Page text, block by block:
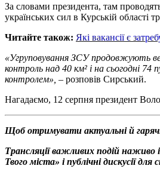
За словами президента, там
українських сил в Курській області
Читайте також: Які вакансії є
«Угруповування ЗСУ продовжують
контроль над 40 км² і на сьогодні
контролем», – розповів Сирський.
Нагадаємо, 12 серпня президент
Щоб отримувати актуальні й
Трансляції важливих подій наживо
Твого міста» і публічні дискусії